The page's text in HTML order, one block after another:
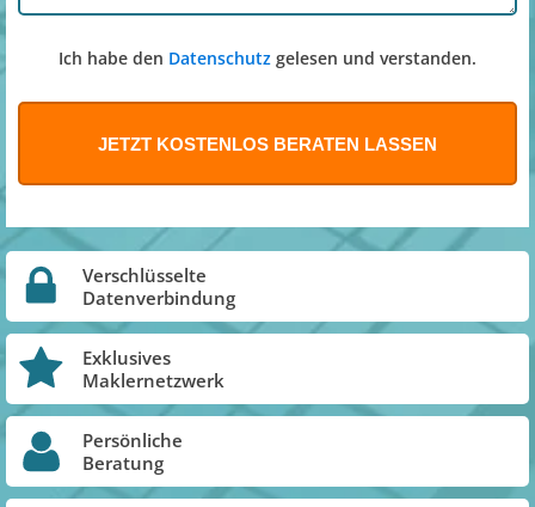
Ich habe den Datenschutz gelesen und verstanden.
Verschlüsselte
Datenverbindung
Exklusives
Maklernetzwerk
Persönliche
Beratung